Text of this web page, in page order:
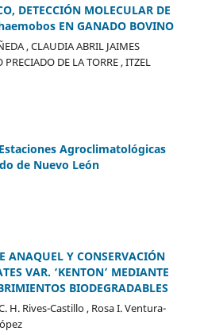
DETECCIÓN MOLECULAR DE
EN GANADO BOVINO
, CLAUDIA ABRIL JAIMES
DE LA TORRE , ITZEL
Agroclimatológicas
de Nuevo León
ANAQUEL Y CONSERVACIÓN
VAR. ‘KENTON’ MEDIANTE
BIODEGRADABLES
H. Rives-Castillo , Rosa I. Ventura-